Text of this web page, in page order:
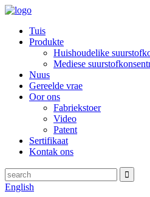
Tuis
Produkte
Huishoudelike
Mediese
Nuus
Gereelde vrae
Oor ons
Fabriekstoer
Video
Patent
Sertifikaat
Kontak ons
English